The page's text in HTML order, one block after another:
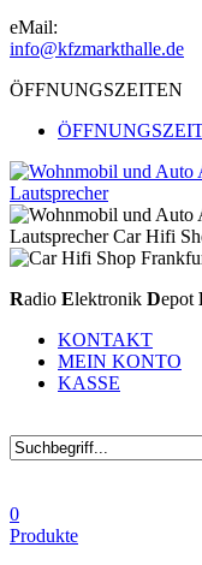
eMail:
info@kfzmarkthalle.de
ÖFFNUNGSZEITEN
Radio Elektronik Depot
KONTAKT
MEIN KONTO
KASSE
0
Produkte